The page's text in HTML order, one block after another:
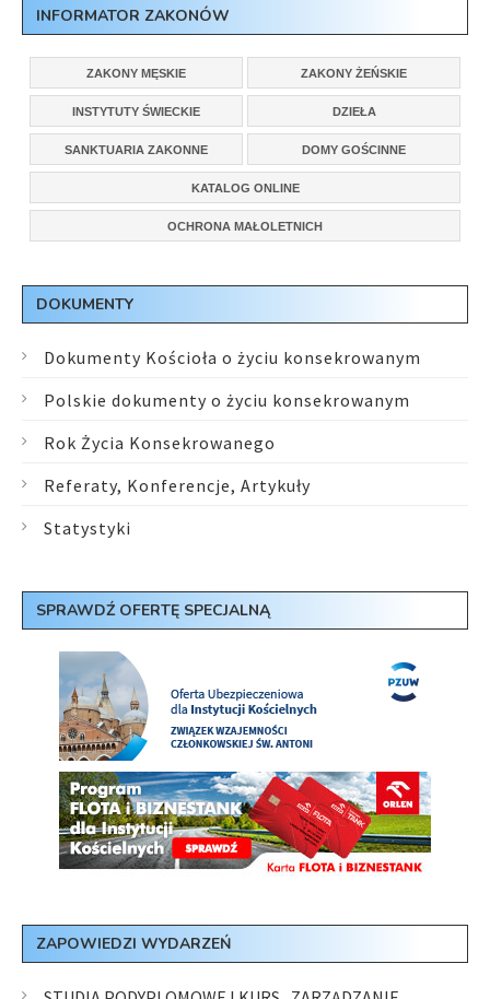
INFORMATOR ZAKONÓW
ZAKONY MĘSKIE ZAKONY ŻEŃSKIE
INSTYTUTY ŚWIECKIE DZIEŁA
SANKTUARIA ZAKONNE DOMY GOŚCINNE
KATALOG ONLINE
OCHRONA MAŁOLETNICH
DOKUMENTY
Dokumenty Kościoła o życiu konsekrowanym
Polskie dokumenty o życiu konsekrowanym
Rok Życia Konsekrowanego
Referaty, Konferencje, Artykuły
Statystyki
SPRAWDŹ OFERTĘ SPECJALNĄ
ZAPOWIEDZI WYDARZEŃ